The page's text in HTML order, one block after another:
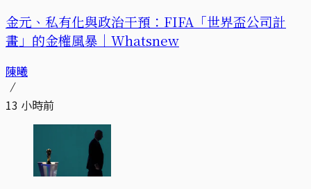
金元、私有化與政治干預：FIFA「世界盃公司計
畫」的金權風暴｜Whatsnew
陳曦
13 小時前